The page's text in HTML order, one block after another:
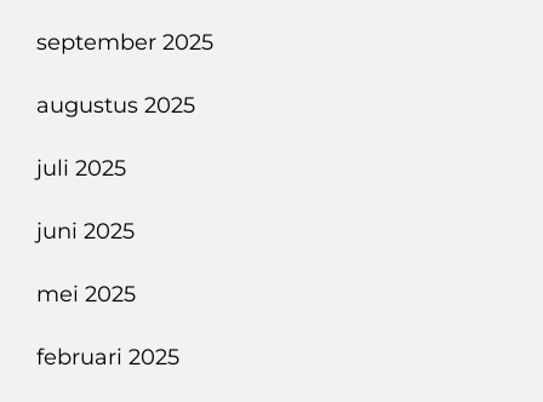
september 2025
augustus 2025
juli 2025
juni 2025
mei 2025
februari 2025